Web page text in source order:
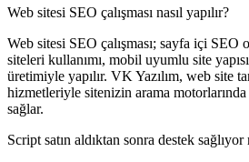
Web sitesi SEO çalışması nasıl yapılır?
Web sitesi SEO çalışması; sayfa içi
siteleri kullanımı, mobil uyumlu site
üretimiyle yapılır. VK Yazılım, web site
hizmetleriyle sitenizin arama motorlarında
sağlar.
Script satın aldıktan sonra destek